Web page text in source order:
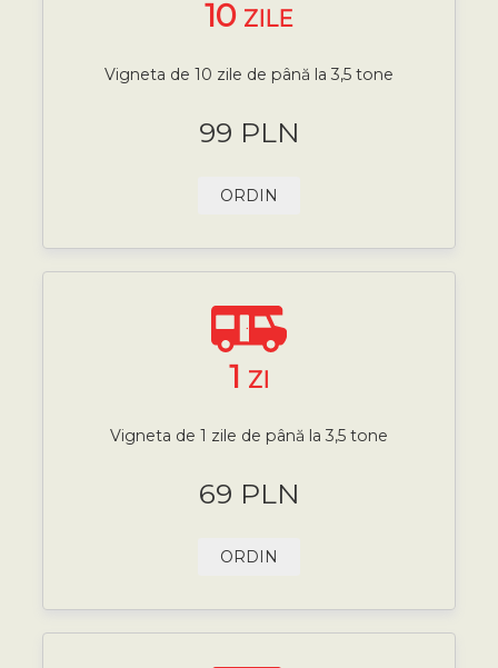
10 ZILE
Vigneta de 10 zile de până la 3,5 tone
99 PLN
ORDIN
1 ZI
Vigneta de 1 zile de până la 3,5 tone
69 PLN
ORDIN